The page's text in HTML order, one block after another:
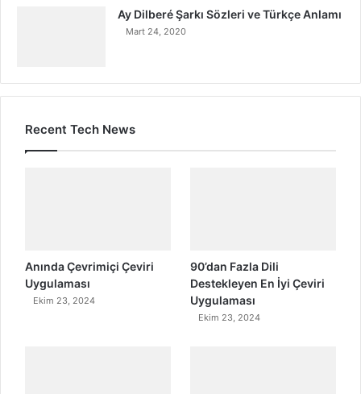
Ay Dilberé Şarkı Sözleri ve Türkçe Anlamı
Mart 24, 2020
Recent Tech News
Anında Çevrimiçi Çeviri
Uygulaması
Ekim 23, 2024
90’dan Fazla Dili
Destekleyen En İyi Çeviri
Uygulaması
Ekim 23, 2024